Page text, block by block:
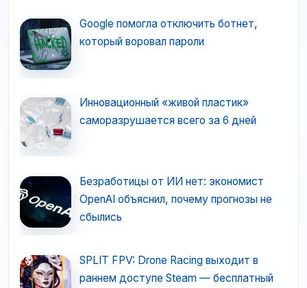
Google помогла отключить ботнет,
который воровал пароли
Инновационный «живой пластик»
саморазрушается всего за 6 дней
Безработицы от ИИ нет: экономист
OpenAI объяснил, почему прогнозы не
сбылись
SPLIT FPV: Drone Racing выходит в
раннем доступе Steam — бесплатный